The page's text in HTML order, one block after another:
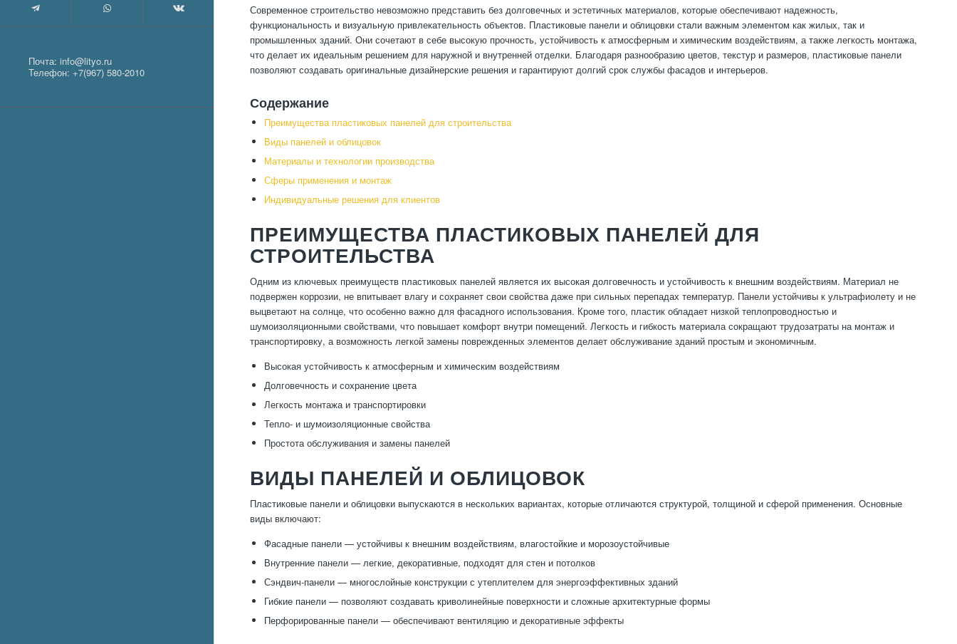
Почта: info@lityo.ru
Телефон: +7(967) 580-2010
Современное строительство невозможно представить без долговечных и эстетичных материалов, которые обеспечивают надежность,
функциональность и визуальную привлекательность объектов. Пластиковые панели и облицовки стали важным элементом как жилых, так и
промышленных зданий. Они сочетают в себе высокую прочность, устойчивость к атмосферным и химическим воздействиям, а также легкость монтажа,
что делает их идеальным решением для наружной и внутренней отделки. Благодаря разнообразию цветов, текстур и размеров, пластиковые панели
позволяют создавать оригинальные дизайнерские решения и гарантируют долгий срок службы фасадов и интерьеров.
Содержание
Преимущества пластиковых панелей для строительства
Виды панелей и облицовок
Материалы и технологии производства
Сферы применения и монтаж
Индивидуальные решения для клиентов
ПРЕИМУЩЕСТВА ПЛАСТИКОВЫХ ПАНЕЛЕЙ ДЛЯ
СТРОИТЕЛЬСТВА
Одним из ключевых преимуществ пластиковых панелей является их высокая долговечность и устойчивость к внешним воздействиям. Материал не
подвержен коррозии, не впитывает влагу и сохраняет свои свойства даже при сильных перепадах температур. Панели устойчивы к ультрафиолету и не
выцветают на солнце, что особенно важно для фасадного использования. Кроме того, пластик обладает низкой теплопроводностью и
шумоизоляционными свойствами, что повышает комфорт внутри помещений. Легкость и гибкость материала сокращают трудозатраты на монтаж и
транспортировку, а возможность легкой замены поврежденных элементов делает обслуживание зданий простым и экономичным.
Высокая устойчивость к атмосферным и химическим воздействиям
Долговечность и сохранение цвета
Легкость монтажа и транспортировки
Тепло- и шумоизоляционные свойства
Простота обслуживания и замены панелей
ВИДЫ ПАНЕЛЕЙ И ОБЛИЦОВОК
Пластиковые панели и облицовки выпускаются в нескольких вариантах, которые отличаются структурой, толщиной и сферой применения. Основные
виды включают:
Фасадные панели — устойчивы к внешним воздействиям, влагостойкие и морозоустойчивые
Внутренние панели — легкие, декоративные, подходят для стен и потолков
Сэндвич-панели — многослойные конструкции с утеплителем для энергоэффективных зданий
Гибкие панели — позволяют создавать криволинейные поверхности и сложные архитектурные формы
Перфорированные панели — обеспечивают вентиляцию и декоративные эффекты